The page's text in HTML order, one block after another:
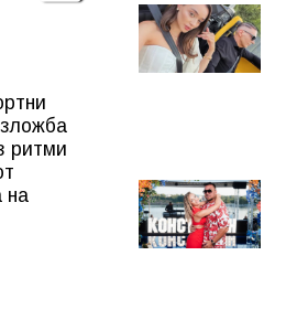
ритми
на